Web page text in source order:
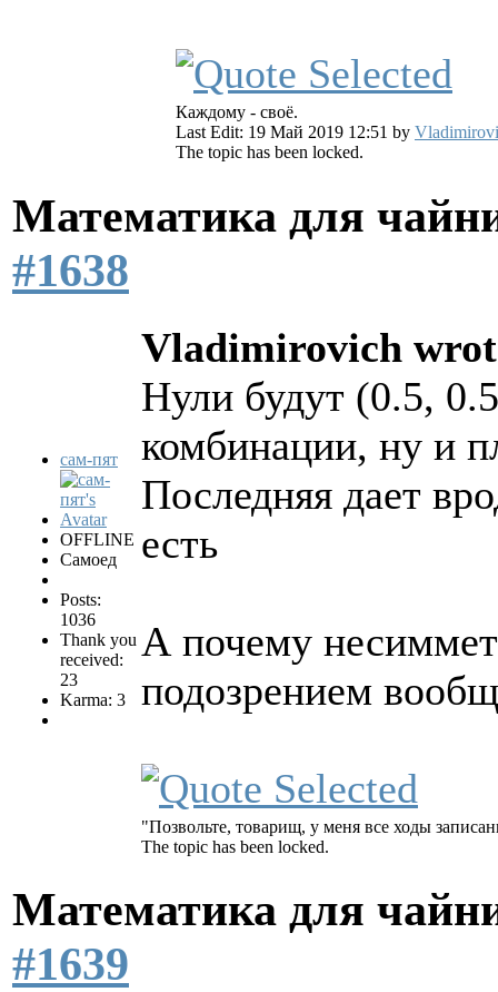
Каждому - своё.
Last Edit: 19 Май 2019 12:51 by
The topic has been locked.
Математика для
#1638
сам-пят
OFFLINE
Самоед
Posts:
1036
Thank you
received:
23
Karma: 3
Vladimirovich
Нули будут (0.5,
комбинации, ну и
Последняя дает
есть
А почему
подозрением
"Позвольте, товарищ, у меня все ходы
The topic has been locked.
Математика для
#1639